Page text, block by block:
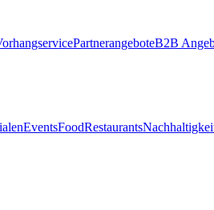
PartnerangeboteB2B
EventsFoodRestaurants